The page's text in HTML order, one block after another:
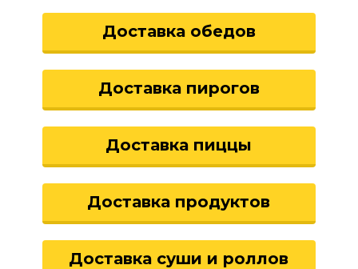
Доставка обедов
Доставка пирогов
Доставка пиццы
Доставка продуктов
Доставка суши и роллов